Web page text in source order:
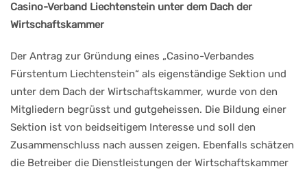
Casino-Verband Liechtenstein unter dem Dach der
Wirtschaftskammer
Der Antrag zur Gründung eines „Casino-Verbandes
Fürstentum Liechtenstein“ als eigenständige Sektion und
unter dem Dach der Wirtschaftskammer, wurde von den
Mitgliedern begrüsst und gutgeheissen. Die Bildung einer
Sektion ist von beidseitigem Interesse und soll den
Zusammenschluss nach aussen zeigen. Ebenfalls schätzen
die Betreiber die Dienstleistungen der Wirtschaftskammer